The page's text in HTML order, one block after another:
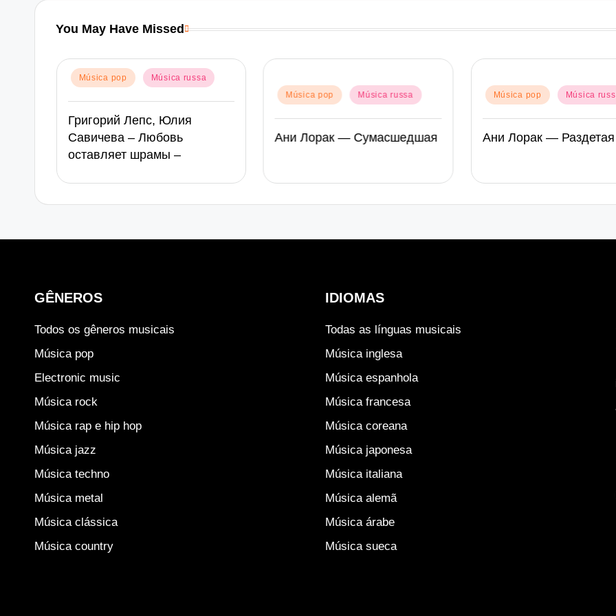
You May Have Missed
Posted
Música pop Música russa
Григорий Лепс, Юлия
Савичева – Любовь
оставляет шрамы –
Posted
Música pop Música russa
Ани Лорак — Сумасшедшая
Posted
Música pop Música
Ани Лорак — Раздетая
GÊNEROS
Todos os gêneros musicais
Música pop
Electronic music
Música rock
Música rap e hip hop
Música jazz
Música techno
Música metal
Música clássica
Música country
IDIOMAS
Todas as línguas musicais
Música inglesa
Música espanhola
Música francesa
Música coreana
Música japonesa
Música italiana
Música alemã
Música árabe
Música sueca